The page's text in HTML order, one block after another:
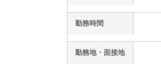
勤務時間
勤務地・面接地